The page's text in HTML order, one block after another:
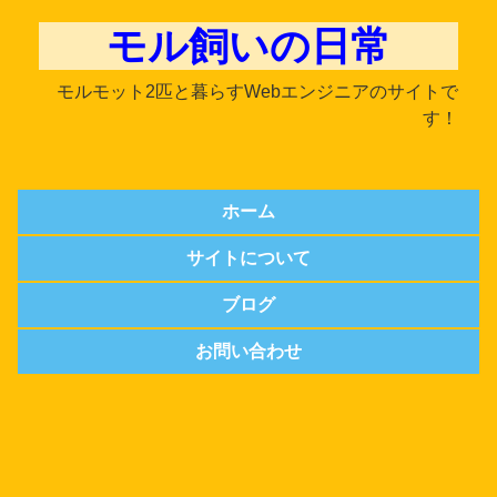
モル飼いの日常
モルモット2匹と暮らすWebエンジニアのサイトで
す！
ホーム
サイトについて
ブログ
お問い合わせ